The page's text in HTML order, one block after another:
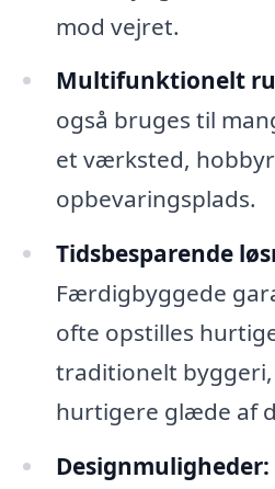
mod vejret.
Multifunktionelt
også bruges til
et værksted,
opbevaringsplads.
Tidsbesparende
Færdigbyggede
ofte opstilles
traditionelt
hurtigere glæde af
Designmuligheder: